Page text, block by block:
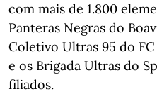
com mais de 1.800
Panteras Negras do
Coletivo Ultras 95 do
e os Brigada Ultras do
filiados.